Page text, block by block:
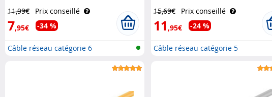
11,99€ Prix conseillé
7,95€ -34 %
Câble réseau catégorie 6
15,69€ Prix conseillé
11,95€ -24 %
Câble réseau catégorie 5